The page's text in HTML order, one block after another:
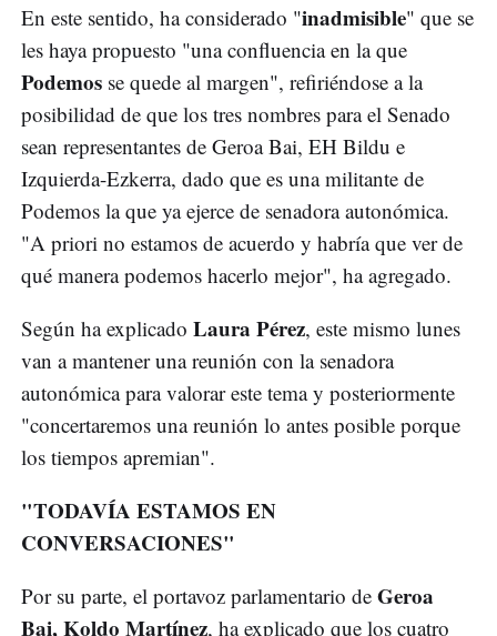
En este sentido, ha considerado "inadmisible" que se
les haya propuesto "una confluencia en la que
Podemos se quede al margen", refiriéndose a la
posibilidad de que los tres nombres para el Senado
sean representantes de Geroa Bai, EH Bildu e
Izquierda-Ezkerra, dado que es una militante de
Podemos la que ya ejerce de senadora autonómica.
"A priori no estamos de acuerdo y habría que ver de
qué manera podemos hacerlo mejor", ha agregado.
Según ha explicado Laura Pérez, este mismo lunes
van a mantener una reunión con la senadora
autonómica para valorar este tema y posteriormente
"concertaremos una reunión lo antes posible porque
los tiempos apremian".
"TODAVÍA ESTAMOS EN
CONVERSACIONES"
Por su parte, el portavoz parlamentario de Geroa
Bai, Koldo Martínez, ha explicado que los cuatro